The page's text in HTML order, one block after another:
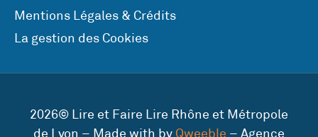
Mentions Légales & Crédits
La gestion des Cookies
2026© Lire et Faire Lire Rhône et Métropole
de Lyon – Made with by Qweeble – Agence